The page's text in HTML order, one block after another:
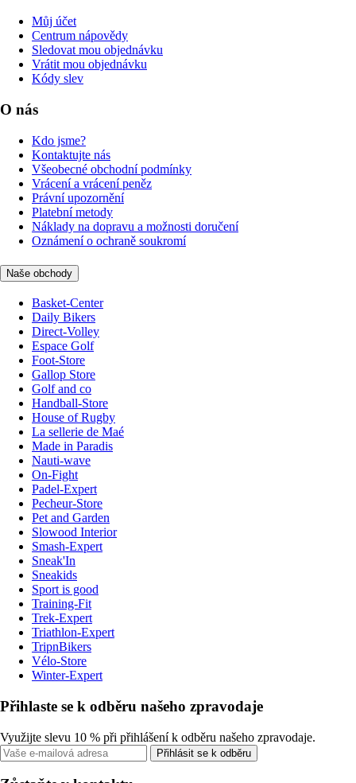
Můj účet
Centrum nápovědy
Sledovat mou objednávku
Vrátit mou objednávku
Kódy slev
O nás
Kdo jsme?
Kontaktujte nás
Všeobecné obchodní podmínky
Vrácení a vrácení peněz
Právní upozornění
Platební metody
Náklady na dopravu a možnosti doručení
Oznámení o ochraně soukromí
Naše obchody
Basket-Center
Daily Bikers
Direct-Volley
Espace Golf
Foot-Store
Gallop Store
Golf and co
Handball-Store
House of Rugby
La sellerie de Maé
Made in Paradis
Nauti-wave
On-Fight
Padel-Expert
Pecheur-Store
Pet and Garden
Slowood Interior
Smash-Expert
Sneak'In
Sneakids
Sport is good
Training-Fit
Trek-Expert
Triathlon-Expert
TripnBikers
Vélo-Store
Winter-Expert
Přihlaste se k odběru našeho zpravodaje
Využijte slevu 10 % při přihlášení k odběru našeho zpravodaje.
Přihlásit se k odběru